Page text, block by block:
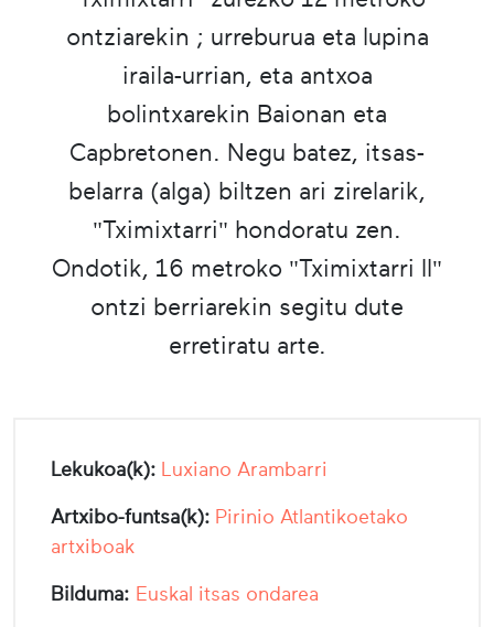
ontziarekin ; urreburua eta lupina
iraila-urrian, eta antxoa
bolintxarekin Baionan eta
Capbretonen. Negu batez, itsas-
belarra (alga) biltzen ari zirelarik,
"Tximixtarri" hondoratu zen.
Ondotik, 16 metroko "Tximixtarri II"
ontzi berriarekin segitu dute
erretiratu arte.
Lekukoa(k): Luxiano Arambarri
Artxibo-funtsa(k): Pirinio Atlantikoetako
artxiboak
Bilduma: Euskal itsas ondarea